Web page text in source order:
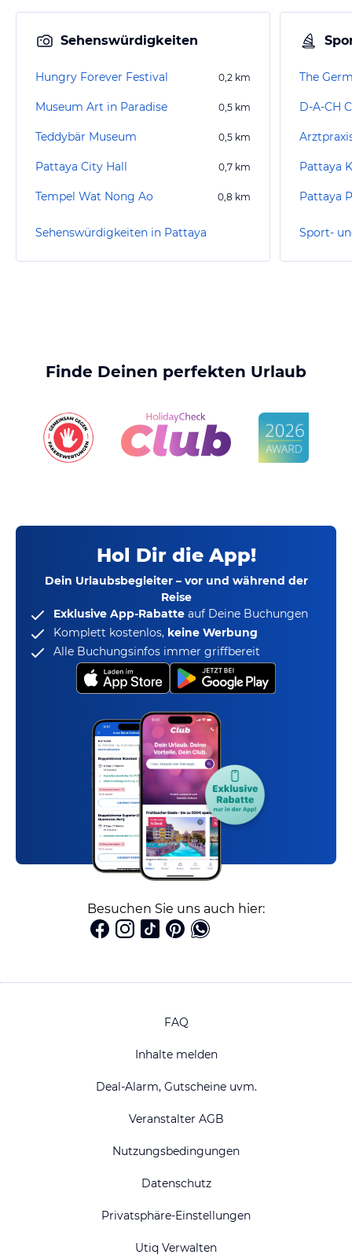
Sehenswürdigkeiten
Hungry Forever Festival 0,2 km
Museum Art in Paradise 0,5 km
Teddybär Museum 0,5 km
Pattaya City Hall 0,7 km
Tempel Wat Nong Ao 0,8 km
Sehenswürdigkeiten in Pattaya
The
D-A-CH
Pattaya
Pattaya
Sport-
Finde Deinen perfekten Urlaub
Hol Dir die App!
Dein Urlaubsbegleiter – vor und während der
Reise
Exklusive App-Rabatte auf Deine Buchungen
Komplett kostenlos, keine Werbung
Alle Buchungsinfos immer griffbereit
Besuchen Sie uns auch hier:
FAQ
Inhalte melden
Deal-Alarm, Gutscheine uvm.
Veranstalter AGB
Nutzungsbedingungen
Datenschutz
Privatsphäre-Einstellungen
Utiq Verwalten